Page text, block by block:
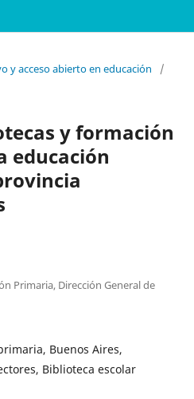
y acceso abierto en educación
/
y formación
educación
Primaria, Dirección General de
Buenos Aires,
Biblioteca escolar